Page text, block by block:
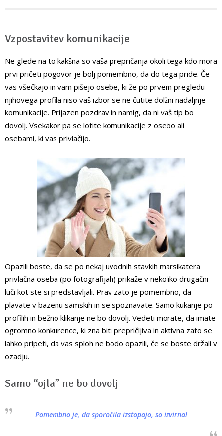
Vzpostavitev komunikacije
Ne glede na to kakšna so vaša prepričanja okoli tega kdo mora
prvi pričeti pogovor je bolj pomembno, da do tega pride. Če
vas všečkajo in vam pišejo osebe, ki že po prvem pregledu
njihovega profila niso vaš izbor se ne čutite dolžni nadaljnje
komunikacije. Prijazen pozdrav in namig, da ni vaš tip bo
dovolj. Vsekakor pa se lotite komunikacije z osebo ali
osebami, ki vas privlačijo.
Opazili boste, da se po nekaj uvodnih stavkih marsikatera
privlačna oseba (po fotografijah) prikaže v nekoliko drugačni
luči kot ste si predstavljali. Prav zato je pomembno, da
plavate v bazenu samskih in se spoznavate. Samo kukanje po
profilih in bežno klikanje ne bo dovolj. Vedeti morate, da imate
ogromno konkurence, ki zna biti prepričljiva in aktivna zato se
lahko pripeti, da vas sploh ne bodo opazili, če se boste držali v
ozadju.
Samo “ojla” ne bo dovolj
Pomembno je, da sporočila izstopajo, so izvirna!